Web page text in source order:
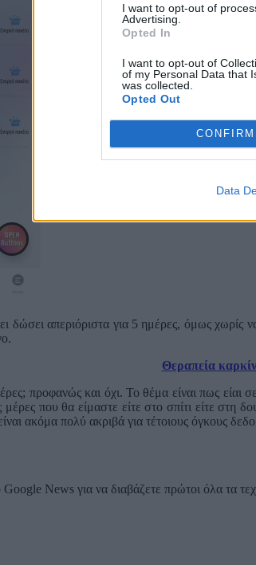
I want to opt-out of
Advertising.
Opted In
I want to opt-out of
of my Personal Data that
was collected.
Opted Out
CONFIRM
Data
δώσει απεριόριστα για 5 ημέρες, όμως
Θεραπεία
προφανώς και όχι. Το θέμα είναι πως είαι
μέρες που θα είμαστε είτε στο σπίτι είτε
ακόμα πολύ ακριβά για τέτοιους όγκους
News για να διαβάζετε πρώτοι όλα τα